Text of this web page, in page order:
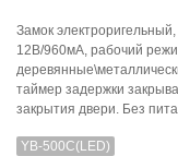
Замок
12В/960мА, рабочий
таймер задержки
закрытия двери. Без
YB-500C(LED)